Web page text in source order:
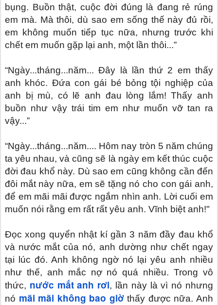
bụng. Buồn thật, cuộc đời đúng là đang rẻ rúng
em mà. Mà thôi, dù sao em sống thế này đủ rồi,
em không muốn tiếp tục nữa, nhưng trước khi
chết em muốn gặp lại anh, một lần thôi...”
“Ngày...tháng...năm... Đây là lần thứ 2 em thấy
anh khóc. Đứa con gái bé bỏng tội nghiệp của
anh bị mù, có lẽ anh đau lòng lắm! Thấy anh
buồn như vậy trái tim em như muốn vỡ tan ra
vậy...”
“Ngày...tháng...năm.... Hôm nay tròn 5 năm chúng
ta yêu nhau, và cũng sẽ là ngày em kết thúc cuộc
đời đau khổ này. Dù sao em cũng không cần đến
đôi mắt này nữa, em sẽ tặng nó cho con gái anh,
để em mãi mãi được ngắm nhìn anh. Lời cuối em
muốn nói rằng em rất rất yêu anh. Vĩnh biệt anh!"
Đọc xong quyển nhật kí gần 3 năm đầy đau khổ
và nước mắt của nó, anh dường như chết ngay
tại lúc đó. Anh không ngờ nó lại yêu anh nhiều
như thế, anh mắc nợ nó quá nhiều. Trong vô
thức, nước mắt anh rơi, lần này là vì nó nhưng
nó mãi mãi không bao giờthấy được nữa. Anh